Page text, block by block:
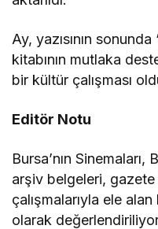
Ay, yazısının sonunda
kitabının mutlaka
bir kültür çalışması
Editör Notu
Bursa’nın Sinemaları,
arşiv belgeleri,
çalışmalarıyla ele
olarak